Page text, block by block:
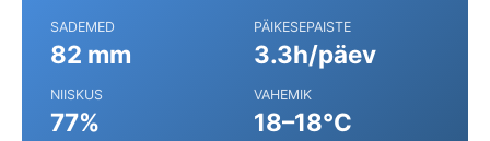
SADEMED
82 mm
PÄIKESEPAISTE
3.3h/päev
NIISKUS
77%
VAHEMIK
18–18°C